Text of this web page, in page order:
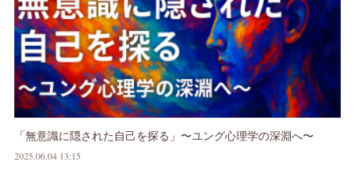
「無意識に隠された自己を探る」〜ユング心理学の深淵へ〜
2025.06.04 13:15